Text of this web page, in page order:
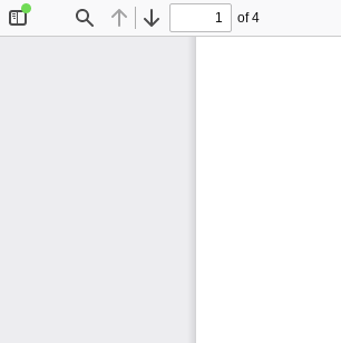
Find Previous
Next
of 4